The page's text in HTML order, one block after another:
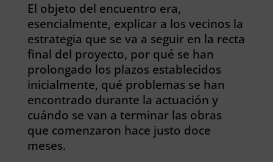
El objeto del encuentro era,
esencialmente, explicar a los vecinos la
estrategia que se va a seguir en la recta
final del proyecto, por qué se han
prolongado los plazos establecidos
inicialmente, qué problemas se han
encontrado durante la actuación y
cuándo se van a terminar las obras
que comenzaron hace justo doce
meses.